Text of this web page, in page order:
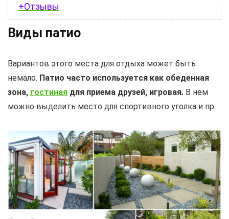
+Отзывы
Виды патио
Вариантов этого места для отдыха может быть
немало. Патио часто используется как обеденная
зона, гостиная для приема друзей, игровая. В нем
можно выделить место для спортивного уголка и пр.